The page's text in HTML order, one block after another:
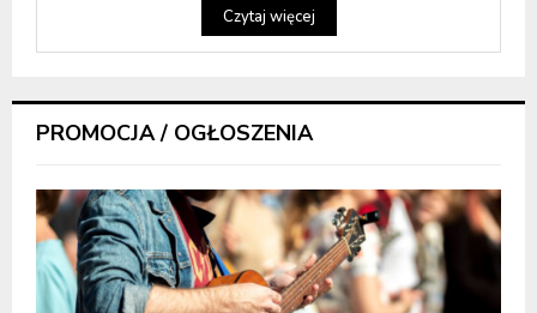
Czytaj więcej
PROMOCJA / OGŁOSZENIA